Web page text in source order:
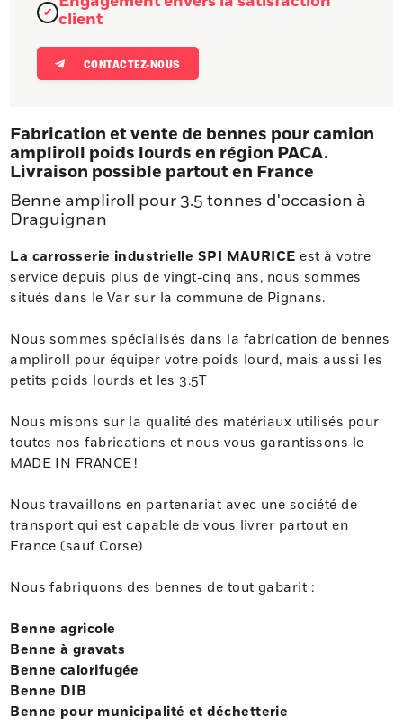
client
CONTACTEZ-NOUS
Fabrication et vente de bennes pour camion
ampliroll poids lourds en région PACA.
Livraison possible partout en France
Benne ampliroll pour 3.5 tonnes d'occasion à
Draguignan
La carrosserie industrielle SPI MAURICE est à votre
service depuis plus de vingt-cinq ans, nous sommes
situés dans le Var sur la commune de Pignans.
Nous sommes spécialisés dans la fabrication de bennes
ampliroll pour équiper votre poids lourd, mais aussi les
petits poids lourds et les 3.5T
Nous misons sur la qualité des matériaux utilisés pour
toutes nos fabrications et nous vous garantissons le
MADE IN FRANCE !
Nous travaillons en partenariat avec une société de
transport qui est capable de vous livrer partout en
France (sauf Corse)
Nous fabriquons des bennes de tout gabarit :
Benne agricole
Benne à gravats
Benne calorifugée
Benne DIB
Benne pour municipalité et déchetterie